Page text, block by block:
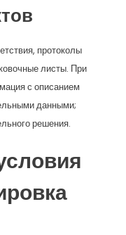
протоколы
листы. При
с описанием
данными;
решения.